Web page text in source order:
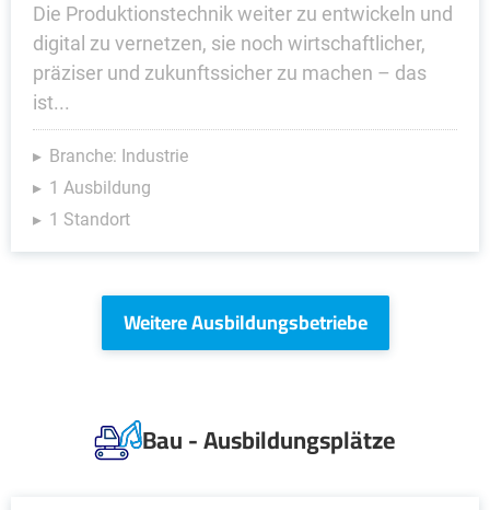
Die Produktionstechnik weiter zu entwickeln und
digital zu vernetzen, sie noch wirtschaftlicher,
präziser und zukunftssicher zu machen – das
ist...
Branche: Industrie
1 Ausbildung
1 Standort
Weitere Ausbildungsbetriebe
Bau - Ausbildungsplätze